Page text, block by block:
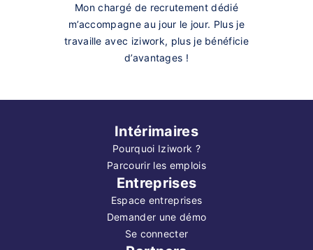
Mon chargé de recrutement dédié
m’accompagne au jour le jour. Plus je
travaille avec iziwork, plus je bénéficie
d’avantages !
Intérimaires
Pourquoi Iziwork ?
Parcourir les emplois
Entreprises
Espace entreprises
Demander une démo
Se connecter